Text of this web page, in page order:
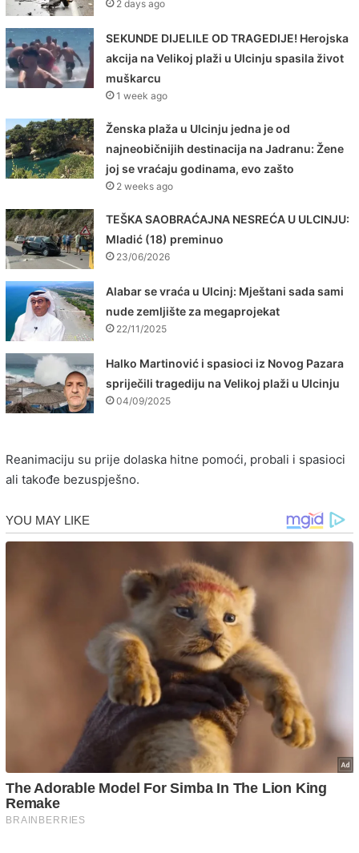
2 days ago
SEKUNDE DIJELILE OD TRAGEDIJE! Herojska
akcija na Velikoj plaži u Ulcinju spasila život
muškarcu
1 week ago
Ženska plaža u Ulcinju jedna je od
najneobičnijih destinacija na Jadranu: Žene
joj se vraćaju godinama, evo zašto
2 weeks ago
TEŠKA SAOBRAĆAJNA NESREĆA U ULCINJU:
Mladić (18) preminuo
23/06/2026
Alabar se vraća u Ulcinj: Mještani sada sami
nude zemljište za megaprojekat
22/11/2025
Halko Martinović i spasioci iz Novog Pazara
spriječili tragediju na Velikoj plaži u Ulcinju
04/09/2025
Reanimaciju su prije dolaska hitne pomoći, probali i spasioci
ali takođe bezuspješno.